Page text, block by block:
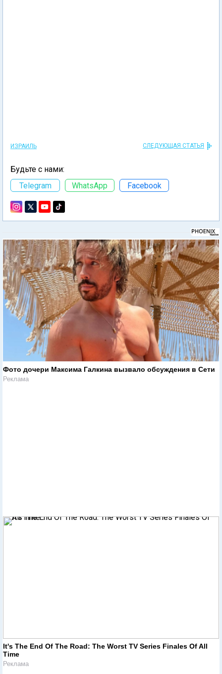
ИЗРАИЛЬ СЛЕДУЮЩАЯ СТАТЬЯ
Будьте с нами:
Telegram
WhatsApp Facebook
Фото дочери Максима Галкина вызвало обсуждения в Сети
Реклама
It's The End Of The Road: The Worst TV Series Finales Of All
Time
Реклама